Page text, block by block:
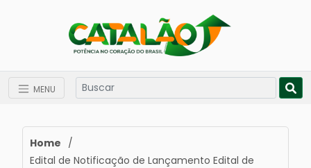
MENU
Home /
Edital de Notificação de Lançamento Edital de